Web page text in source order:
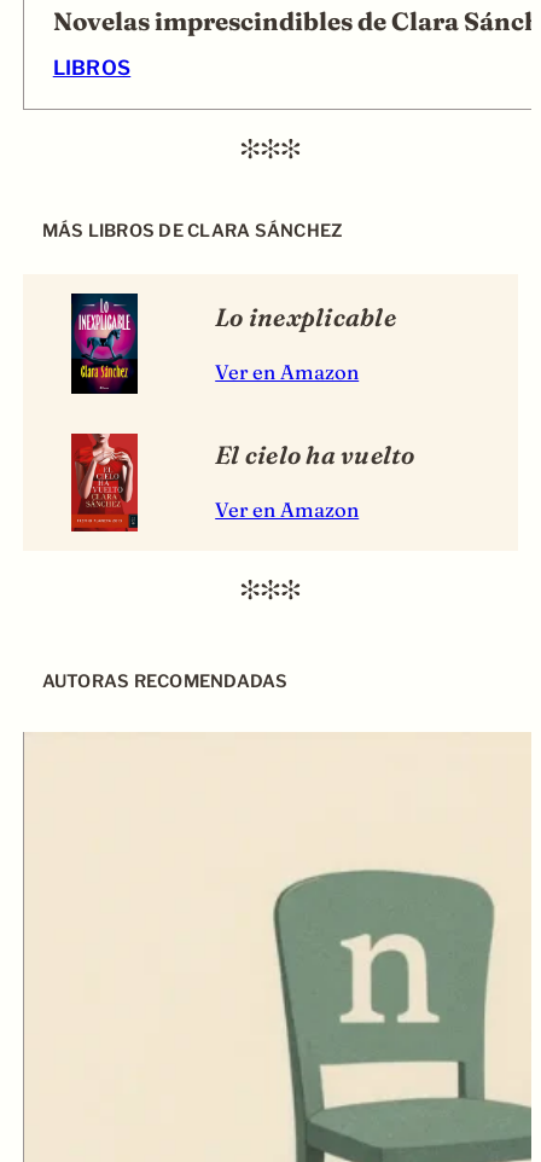
Novelas imprescindibles de Clara
LIBROS
MÁS LIBROS DE CLARA SÁNCHEZ
Lo inexplicable
Ver en Amazon
El cielo ha vuelto
Ver en Amazon
AUTORAS RECOMENDADAS